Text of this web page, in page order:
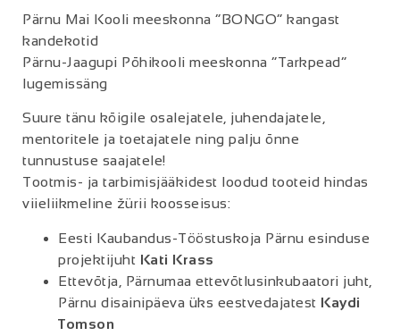
Pärnu Mai Kooli meeskonna “BONGO” kangast
kandekotid
Pärnu-Jaagupi Põhikooli meeskonna “Tarkpead”
lugemissäng
Suure tänu kõigile osalejatele, juhendajatele,
mentoritele ja toetajatele ning palju õnne
tunnustuse saajatele!
Tootmis- ja tarbimisjääkidest loodud tooteid hindas
viieliikmeline žürii koosseisus:
Eesti Kaubandus-Tööstuskoja Pärnu esinduse
projektijuht Kati Krass
Ettevõtja, Pärnumaa ettevõtlusinkubaatori juht,
Pärnu disainipäeva üks eestvedajatest Kaydi
Tomson